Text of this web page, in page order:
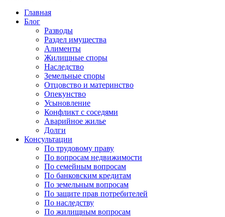
Главная
Блог
Разводы
Раздел имущества
Алименты
Жилищные споры
Наследство
Земельные споры
Отцовство и материнство
Опекунство
Усыновление
Конфликт с соседями
Аварийное жилье
Долги
Консультации
По трудовому праву
По вопросам недвижимости
По семейным вопросам
По банковским кредитам
По земельным вопросам
По защите прав потребителей
По наследству
По жилищным вопросам